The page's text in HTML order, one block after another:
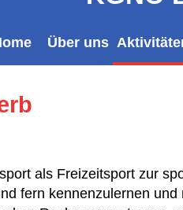
Über uns
als Freizeitsport zur
fern kennenzulernen